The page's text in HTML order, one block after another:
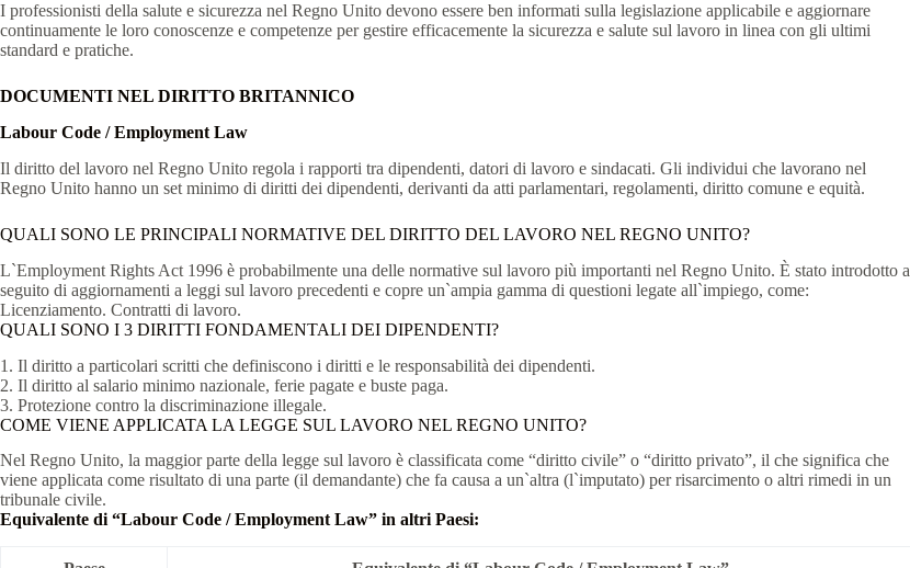
I professionisti della salute e sicurezza nel Regno Unito devono essere ben informati sulla legislazione applicabile e aggiornare
continuamente le loro conoscenze e competenze per gestire efficacemente la sicurezza e salute sul lavoro in linea con gli ultimi
standard e pratiche.
DOCUMENTI NEL DIRITTO BRITANNICO
Labour Code / Employment Law
Il diritto del lavoro nel Regno Unito regola i rapporti tra dipendenti, datori di lavoro e sindacati. Gli individui che lavorano nel
Regno Unito hanno un set minimo di diritti dei dipendenti, derivanti da atti parlamentari, regolamenti, diritto comune e equità.
QUALI SONO LE PRINCIPALI NORMATIVE DEL DIRITTO DEL LAVORO NEL REGNO UNITO?
L`Employment Rights Act 1996 è probabilmente una delle normative sul lavoro più importanti nel Regno Unito. È stato introdotto a
seguito di aggiornamenti a leggi sul lavoro precedenti e copre un`ampia gamma di questioni legate all`impiego, come:
Licenziamento. Contratti di lavoro.
QUALI SONO I 3 DIRITTI FONDAMENTALI DEI DIPENDENTI?
1. Il diritto a particolari scritti che definiscono i diritti e le responsabilità dei dipendenti.
2. Il diritto al salario minimo nazionale, ferie pagate e buste paga.
3. Protezione contro la discriminazione illegale.
COME VIENE APPLICATA LA LEGGE SUL LAVORO NEL REGNO UNITO?
Nel Regno Unito, la maggior parte della legge sul lavoro è classificata come “diritto civile” o “diritto privato”, il che significa che
viene applicata come risultato di una parte (il demandante) che fa causa a un`altra (l`imputato) per risarcimento o altri rimedi in un
tribunale civile.
Equivalente di “Labour Code / Employment Law” in altri Paesi: